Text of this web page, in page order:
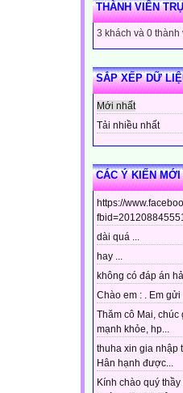
THÀNH VIÊN
3 khách và 0 thành
SẮP XẾP DỮ
Mới nhất
Tải nhiều nhất
CÁC Ý KIẾN MỚI
https://
dài quá ...
hay ...
không có đáp án
Chào em : . Em gửi
Thăm cô Mai, chúc
mạnh khỏe, hp...
thuha xin gia nhập
Hân hạnh được...
Kính chào quý